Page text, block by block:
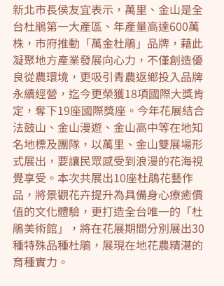
新北市長侯友宜表示，萬里、金山是全
台杜鵑第一大產區、年產量高達600萬
株，市府推動「萬金杜鵑」品牌，藉此
凝聚地方產業發展向心力，不僅創造優
良從農環境，更吸引青農返鄉投入品牌
永續經營，迄今更榮獲18項國際大獎肯
定，奪下19座國際獎座。今年花展結合
法鼓山、金山漫遊、金山高中等在地知
名地標及團隊，以萬里、金山雙展場形
式展出，要讓民眾感受到浪漫的花海視
覺享受。本次共展出10座杜鵑花藝作
品，將景觀花卉提升為具備身心療癒價
值的文化體驗，更打造全台唯一的「杜
鵑美術館」，將在花展期間分別展出30
種特殊品種杜鵑，展現在地花農精湛的
育種實力。